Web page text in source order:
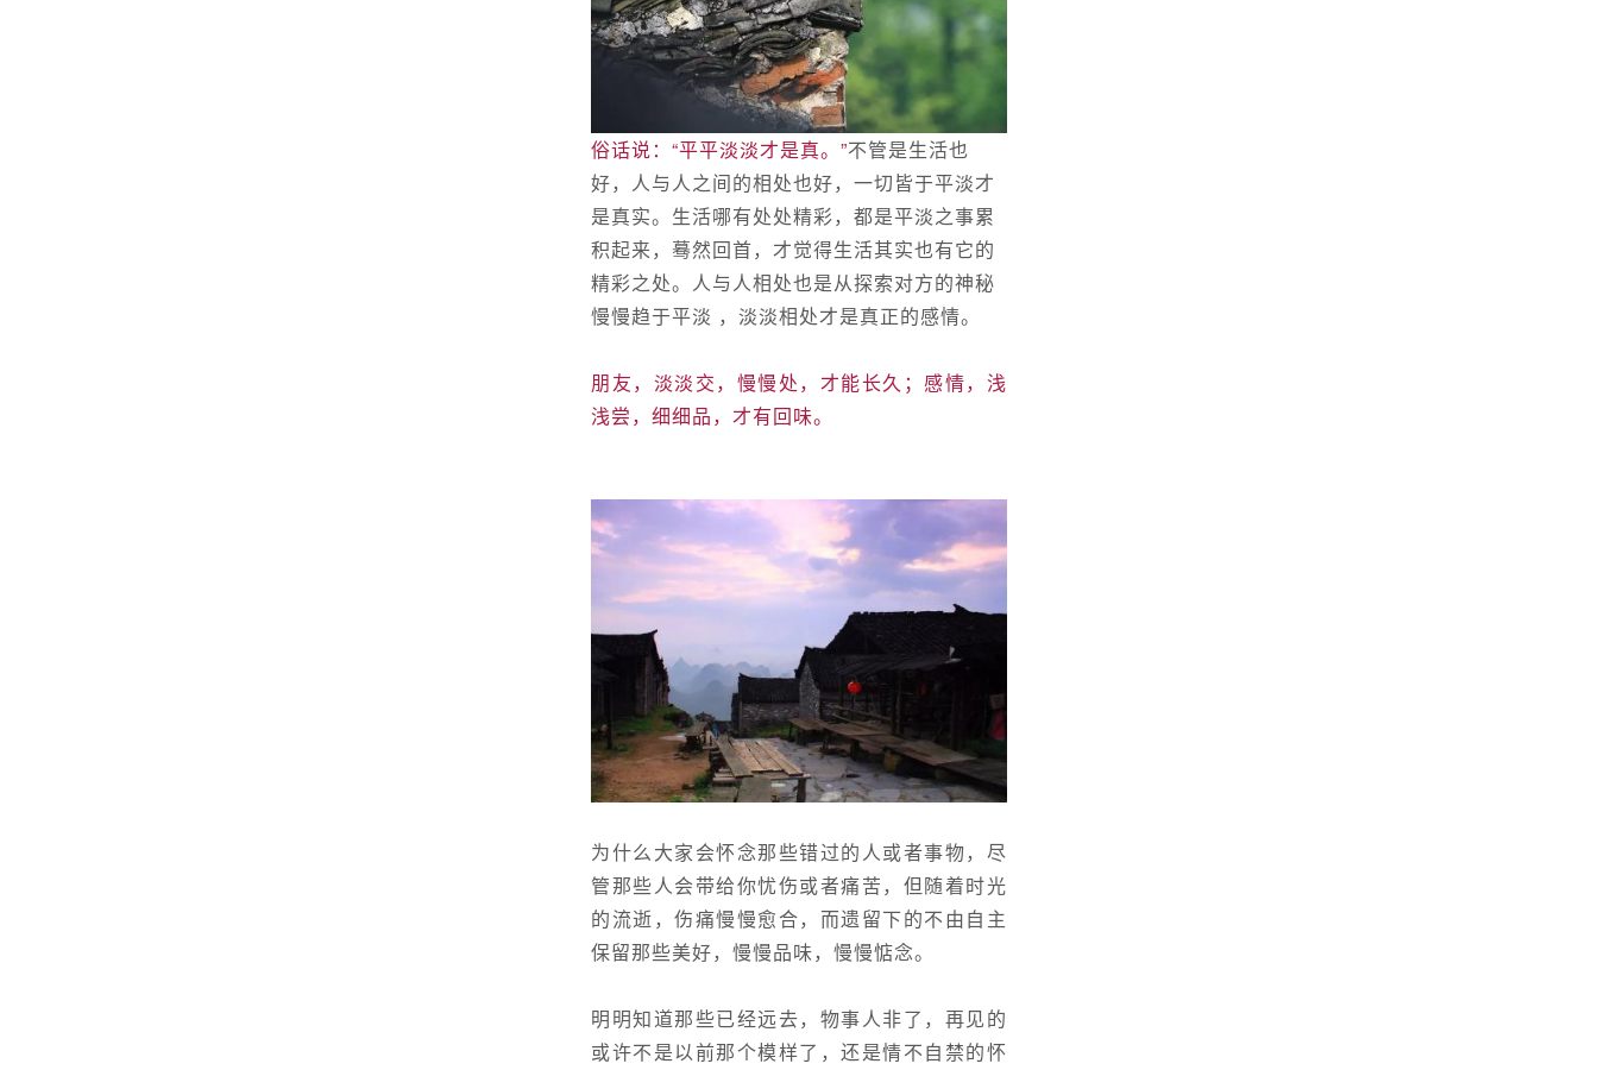
俗话说：“平平淡淡才是真。”不管是生活也
好，人与人之间的相处也好，一切皆于平淡才
是真实。生活哪有处处精彩，都是平淡之事累
积起来，蓦然回首，才觉得生活其实也有它的
精彩之处。人与人相处也是从探索对方的神秘
慢慢趋于平淡 ，淡淡相处才是真正的感情。
朋友，淡淡交，慢慢处，才能长久；感情，浅
浅尝，细细品，才有回味。
为什么大家会怀念那些错过的人或者事物，尽
管那些人会带给你忧伤或者痛苦，但随着时光
的流逝，伤痛慢慢愈合，而遗留下的不由自主
保留那些美好，慢慢品味，慢慢惦念。
明明知道那些已经远去，物事人非了，再见的
或许不是以前那个模样了，还是情不自禁的怀